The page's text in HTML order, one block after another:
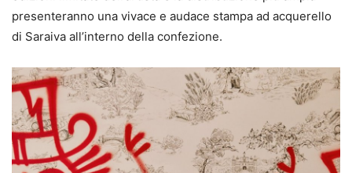
presenteranno una vivace e audace stampa ad acquerello
di Saraiva all’interno della confezione.